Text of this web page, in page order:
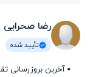
رضا صحرایی
تأیید شده
آخرین بروزرسانی